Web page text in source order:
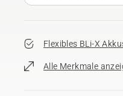
Flexibles BLi-X
Alle Merkmale